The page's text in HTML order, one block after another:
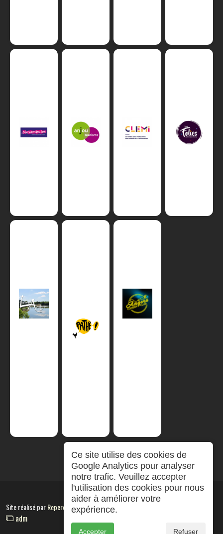
Site réalisé parRepereCom
adm
Ce site utilise des cookies de
Google Analytics pour analyser
notre trafic. Veuillez accepter
l'utilisation des cookies pour nous
aider à améliorer votre
expérience.
Accepter Refuser